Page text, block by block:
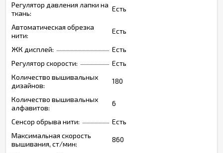
Регулятор давления лапки на
ткань:
Есть
Автоматическая обрезка
нити:
Есть
ЖК дисплей:
Есть
Регулятор скорости:
Есть
Количество вышивальных
дизайнов:
180
Количество вышивальных
алфавитов:
6
Сенсор обрыва нити:
Есть
Максимальная скорость
вышивания, ст/мин:
860